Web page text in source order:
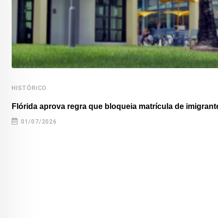
HISTÓRICO
Flórida aprova regra que bloqueia matrícula de
01/07/2026